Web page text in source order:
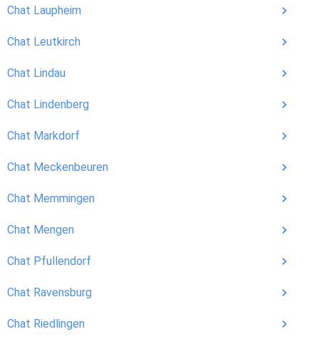
Chat Laupheim
Chat Leutkirch
Chat Lindau
Chat Lindenberg
Chat Markdorf
Chat Meckenbeuren
Chat Memmingen
Chat Mengen
Chat Pfullendorf
Chat Ravensburg
Chat Riedlingen